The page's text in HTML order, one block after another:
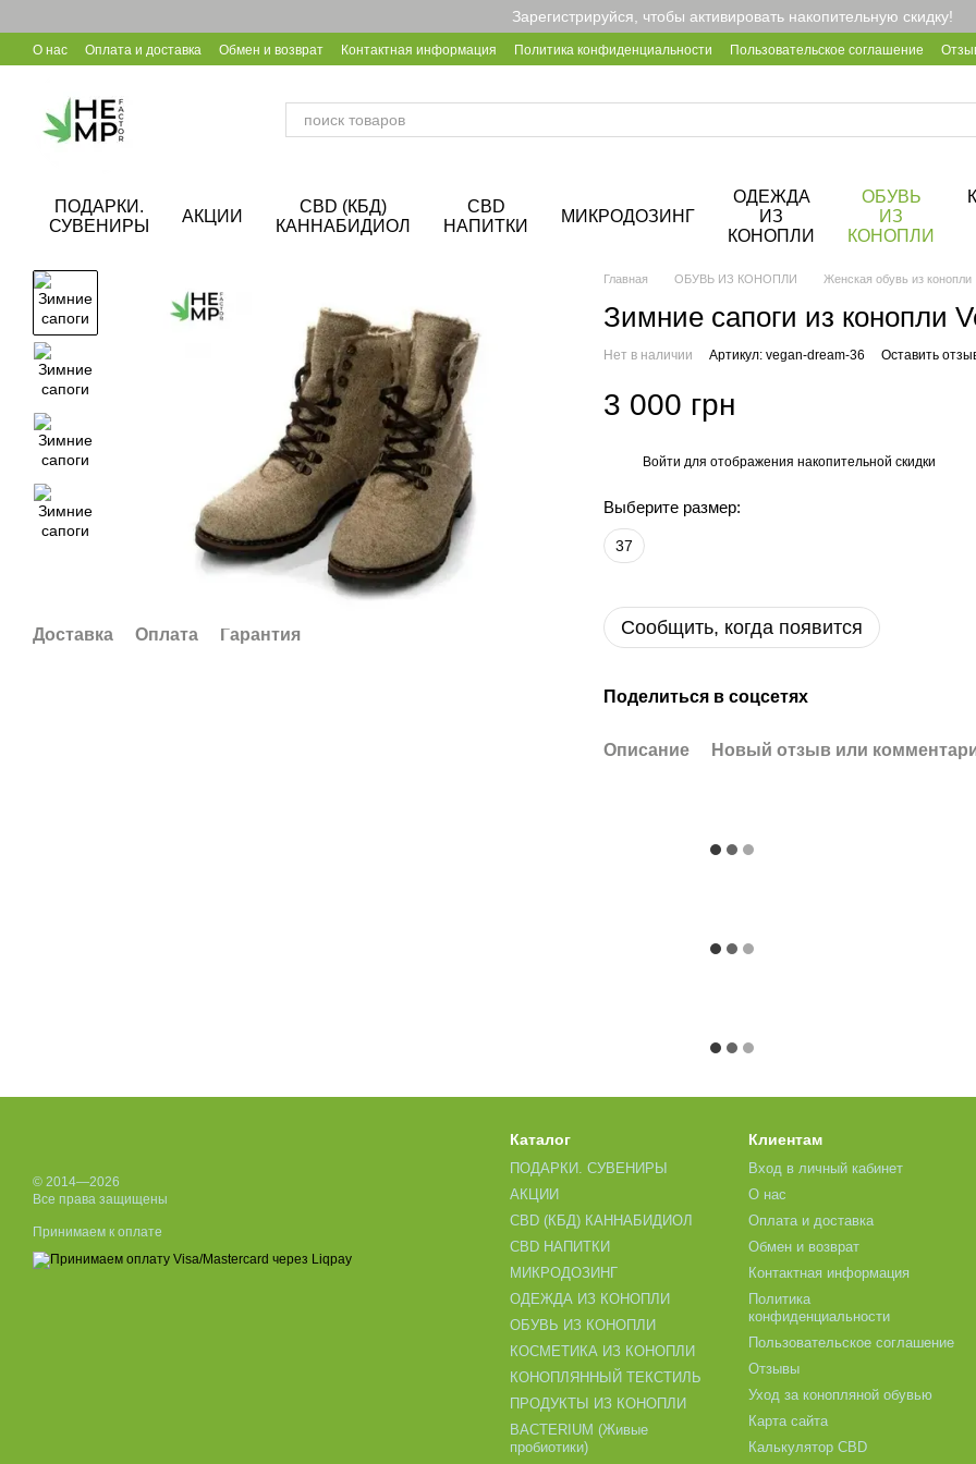
Зарегистрируйся, чтобы активировать накопительную скидку!
О нас Оплата и доставка Обмен и возврат Контактная информация Политика конфиденциальности Пользовательское соглашение
ПОДАРКИ.
СУВЕНИРЫ
АКЦИИ
CBD (КБД)
КАННАБИДИОЛ
CBD
НАПИТКИ
МИКРОДОЗИНГ
ОДЕЖДА
ИЗ
КОНОПЛИ
ОБУВЬ
ИЗ
КОНОПЛИ
Доставка Оплата Гарантия
Главная ОБУВЬ ИЗ КОНОПЛИ Женская обувь из конопли
Зимние сапоги из конопли
Нет в наличии Артикул: vegan-dream-36 Оставить
3 000 грн
Войти для отображения накопительной скидки
Выберите размер:
37
Сообщить, когда появится
Поделиться в соцсетях
Описание Новый отзыв или
© 2014—2026
Все права защищены
Принимаем к оплате
Каталог
ПОДАРКИ. СУВЕНИРЫ
АКЦИИ
CBD (КБД) КАННАБИДИОЛ
CBD НАПИТКИ
МИКРОДОЗИНГ
ОДЕЖДА ИЗ КОНОПЛИ
ОБУВЬ ИЗ КОНОПЛИ
КОСМЕТИКА ИЗ КОНОПЛИ
КОНОПЛЯННЫЙ ТЕКСТИЛЬ
ПРОДУКТЫ ИЗ КОНОПЛИ
BACTERIUM (Живые
пробиотики)
Клиентам
Вход в личный кабинет
О нас
Оплата и доставка
Обмен и возврат
Контактная информация
Политика
конфиденциальности
Пользовательское соглашение
Отзывы
Уход за конопляной обувью
Карта сайта
Калькулятор CBD